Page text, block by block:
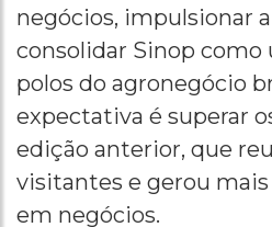
negócios, impulsionar
consolidar Sinop
polos do agronegócio
expectativa é superar
edição anterior, que
visitantes e gerou
em negócios.